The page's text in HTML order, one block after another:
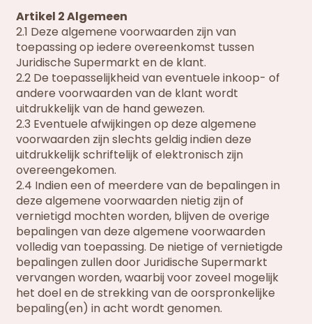
Artikel 2 Algemeen
2.1 Deze algemene voorwaarden zijn van
toepassing op iedere overeenkomst tussen
Juridische Supermarkt en de klant.
2.2 De toepasselijkheid van eventuele inkoop- of
andere voorwaarden van de klant wordt
uitdrukkelijk van de hand gewezen.
2.3 Eventuele afwijkingen op deze algemene
voorwaarden zijn slechts geldig indien deze
uitdrukkelijk schriftelijk of elektronisch zijn
overeengekomen.
2.4 Indien een of meerdere van de bepalingen in
deze algemene voorwaarden nietig zijn of
vernietigd mochten worden, blijven de overige
bepalingen van deze algemene voorwaarden
volledig van toepassing. De nietige of vernietigde
bepalingen zullen door Juridische Supermarkt
vervangen worden, waarbij voor zoveel mogelijk
het doel en de strekking van de oorspronkelijke
bepaling(en) in acht wordt genomen.